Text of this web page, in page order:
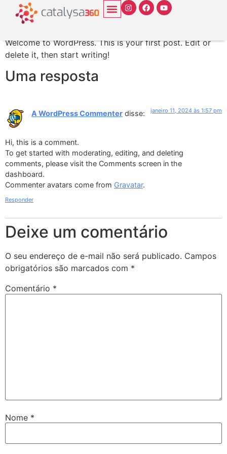
Hello world!
Welcome to WordPress. This is your first post. Edit or
delete it, then start writing!
Uma resposta
A WordPress Commenter disse: janeiro 11, 2024 às 1:57 pm
Hi, this is a comment.
To get started with moderating, editing, and deleting
comments, please visit the Comments screen in the
dashboard.
Commenter avatars come from Gravatar.
Responder
Deixe um comentário
O seu endereço de e-mail não será publicado. Campos
obrigatórios são marcados com *
Comentário *
Nome *